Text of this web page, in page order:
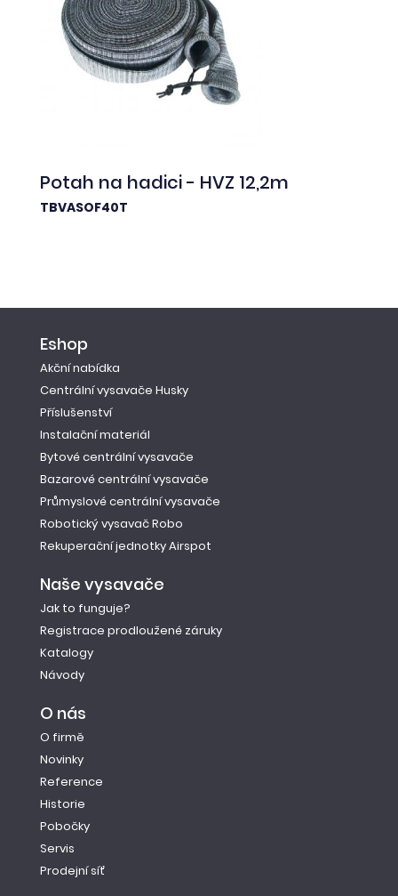
Potah na hadici - HVZ 12,2m
TBVASOF40T
Eshop
Akční nabídka
Centrální vysavače Husky
Příslušenství
Instalační materiál
Bytové centrální vysavače
Bazarové centrální vysavače
Průmyslové centrální vysavače
Robotický vysavač Robo
Rekuperační jednotky Airspot
Naše vysavače
Jak to funguje?
Registrace prodloužené záruky
Katalogy
Návody
O nás
O firmě
Novinky
Reference
Historie
Pobočky
Servis
Prodejní síť